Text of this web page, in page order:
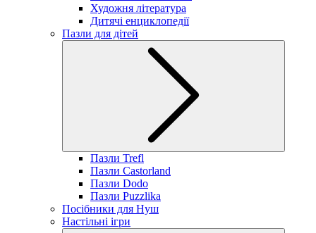
Художня література
Дитячі енциклопедії
Пазли для дітей
Пазли Trefl
Пазли Castorland
Пазли Dodo
Пазли Puzzlika
Посібники для Нуш
Настільні ігри